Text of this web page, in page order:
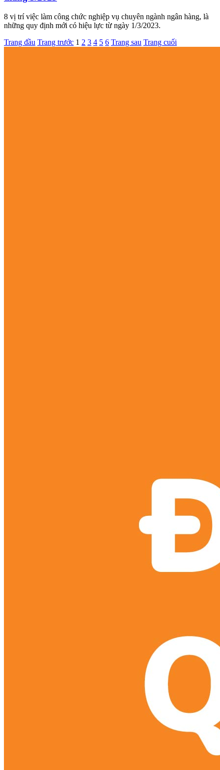
8 vị trí việc làm công chức nghiệp vụ chuyên ngành ngân hàng, là
những quy định mới có hiệu lực từ ngày 1/3/2023.
Trang đầu Trang trước 1 2 3 4 5 6 Trang sau Trang cuối